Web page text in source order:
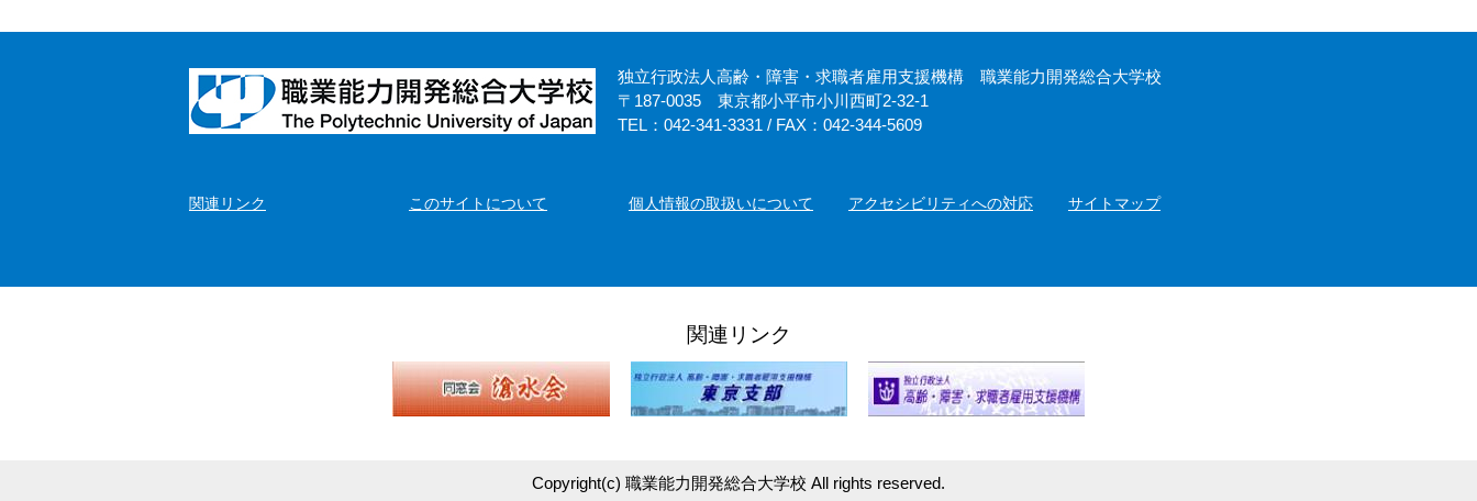
独立行政法人高齢・障害・求職者雇用支援機構 職業能力開発総合大学校
〒187-0035 東京都小平市小川西町2-32-1
TEL：042-341-3331 / FAX：042-344-5609
関連リンク このサイトについて 個人情報の取扱いについて アクセシビリティへの対応 サイトマップ
関連リンク
Copyright(c) 職業能力開発総合大学校 All rights reserved.